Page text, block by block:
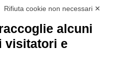
Rifiuta cookie non necessari ✕
alcuni
visitatori e